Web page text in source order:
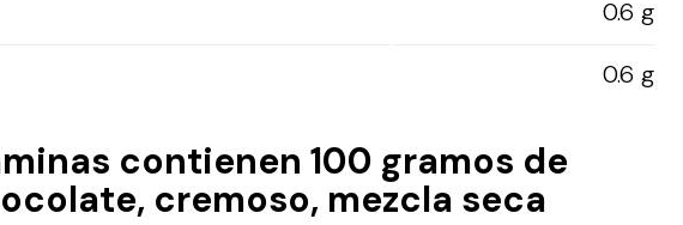
0.6 g
0.6 g
contienen 100 gramos de
cremoso, mezcla seca